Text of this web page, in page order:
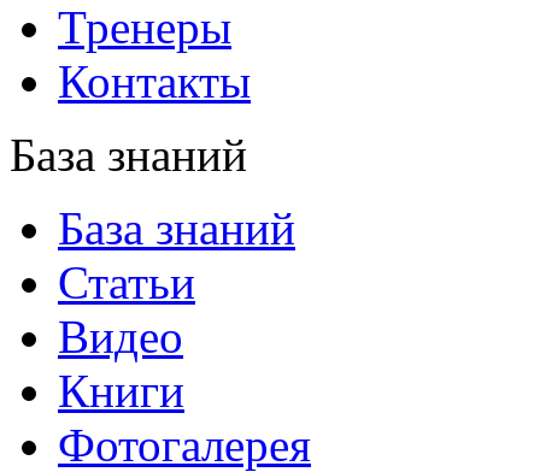
Тренеры
Контакты
База знаний
База знаний
Статьи
Видео
Книги
Фотогалерея